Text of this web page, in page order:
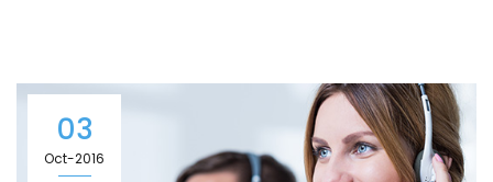
03
Oct-2016